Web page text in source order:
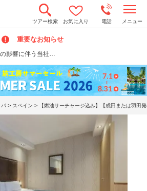
ツアー検索 お気に入り 電話 メニュー
重要なお知らせ
の影響に伴う当社…
o
n
a
v
i
g
a
t
パ > スペイン > 【燃油サーチャージ込み】【成田または羽